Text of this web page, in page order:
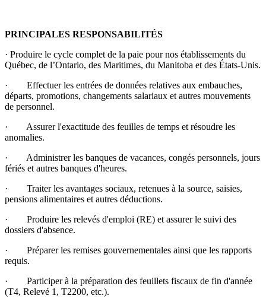
PRINCIPALES RESPONSABILITÉS
· Produire le cycle complet de la paie pour nos établissements du
Québec, de l’Ontario, des Maritimes, du Manitoba et des États-Unis.
· Effectuer les entrées de données relatives aux embauches,
départs, promotions, changements salariaux et autres mouvements
de personnel.
· Assurer l'exactitude des feuilles de temps et résoudre les
anomalies.
· Administrer les banques de vacances, congés personnels, jours
fériés et autres banques d'heures.
· Traiter les avantages sociaux, retenues à la source, saisies,
pensions alimentaires et autres déductions.
· Produire les relevés d'emploi (RE) et assurer le suivi des
dossiers d'absence.
· Préparer les remises gouvernementales ainsi que les rapports
requis.
· Participer à la préparation des feuillets fiscaux de fin d'année
(T4, Relevé 1, T2200, etc.).